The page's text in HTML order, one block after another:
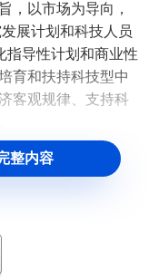
，以市场为导向，
发展计划和科技人员
指导性计划和商业性
育和扶持科技型中
客观规律、支持科
持的对象
量高，创新性较
整内容